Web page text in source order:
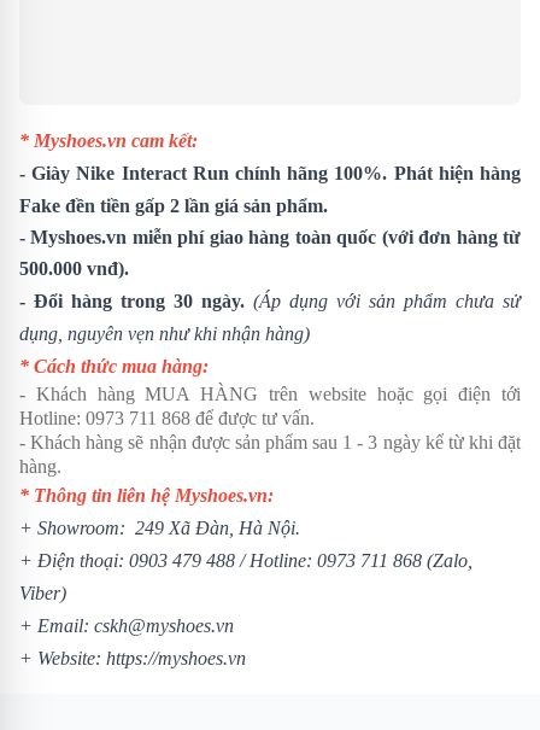
* Myshoes.vn cam kết:
-Giày Nike Interact Run chính hãng 100%. Phát hiện hàng
Fake đền tiền gấp 2 lần giá sản phẩm.
- Myshoes.vn miễn phí giao hàng toàn quốc (với đơn hàng từ
500.000 vnđ).
- Đổi hàng trong 30 ngày. (Áp dụng với sản phẩm chưa sử
dụng, nguyên vẹn như khi nhận hàng)
* Cách thức mua hàng:
- Khách hàng MUA HÀNG trên website hoặc gọi điện tới
Hotline: 0973 711 868 để được tư vấn.
- Khách hàng sẽ nhận được sản phẩm sau 1 - 3 ngày kể từ khi đặt
hàng.
* Thông tin liên hệ Myshoes.vn:
+ Showroom: 249 Xã Đàn, Hà Nội.
+ Điện thoại: 0903 479 488 /Hotline: 0973 711 868 (Zalo,
Viber)
+ Email: cskh@myshoes.vn
+ Website: https://myshoes.vn